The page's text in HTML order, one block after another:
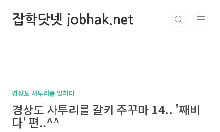
잡학닷넷 jobhak.net
경상도 사투리를 말하다
경상도 사투리를 갈키 주꾸마 14.. '째비
다' 편..^^